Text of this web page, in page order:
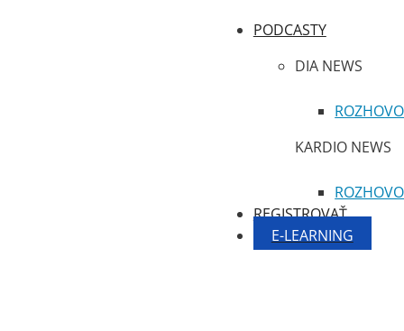
PODCASTY
DIA NEWS
KARDIO NEWS
REGISTROVAŤ
E-LEARNING